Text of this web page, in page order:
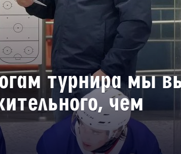
Серебряный
АКМ-Новомосковск
Красноярские Рыси
Ладья
Локо-76
МХК Молот
Реактор
Сибирские Cнайперы
турнира мы
чем